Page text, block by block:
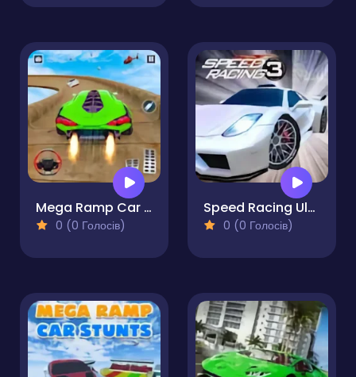
Mega Ramp Car Stunt Games 3D
0 (0 Голосів)
Speed Racing Ultimate 3
0 (0 Голосів)